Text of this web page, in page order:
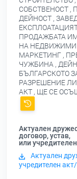
СОБСТВЕНОСТ ,
ДЕЙНОСТ ,
ПРОДАЖБАТА
НА НЕДВИЖИМИ
МАРКЕТИНГ ,
ЧУЖБИНА ,
БЪЛГАРСКОТО
РАЗРЕШЕНИЕ
АКТ , ЩЕ СЕ
Актуален
договор, устав,
или
Актуален
учредителен